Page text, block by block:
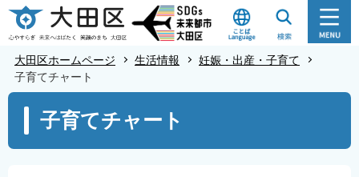
こ
の
ジ
大田区ホームページ 生活情報
妊娠・出産・子育て
子育てチャート
こ
子育てチャート